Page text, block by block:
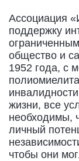
Ассоциация
поддержку
общество и
1952 года, с
жизни, все
необходимы,
личный
чтобы они